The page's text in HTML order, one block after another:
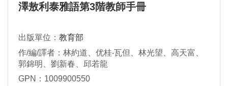
澤敖利泰雅語第3階教師手冊
出版單位： 教育部
作/編/譯者：林約道、优桂‧瓦但、林光望、高天富、
郭錦明、劉新春、邱若龍
GPN：1009900550